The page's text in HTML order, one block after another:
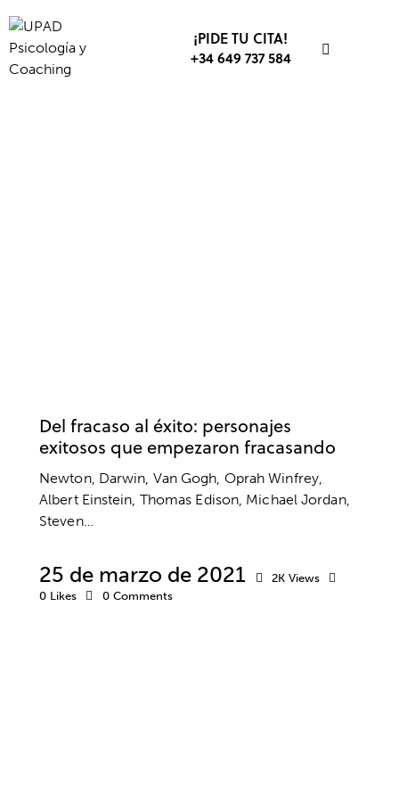
¡PIDE TU CITA!
+34 649 737 584
Del fracaso al éxito: personajes
exitosos que empezaron fracasando
Newton, Darwin, Van Gogh, Oprah Winfrey,
Albert Einstein, Thomas Edison, Michael Jordan,
Steven…
25 de marzo de 2021 2K Views
0 Likes 0 Comments